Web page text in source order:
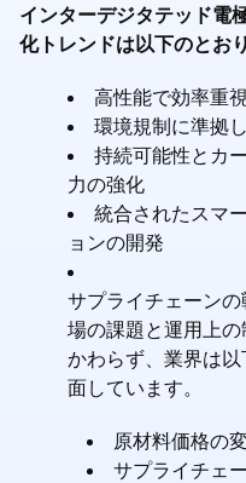
インターデジタテッド電
化トレンドは以下のとお
高性能で効率重
環境規制に準拠
持続可能性とカ
力の強化
統合されたスマ
ョンの開発
サプライチェーン
場の課題と運用上
かわらず、業界は
面しています。
原材料価格の
サプライチェ